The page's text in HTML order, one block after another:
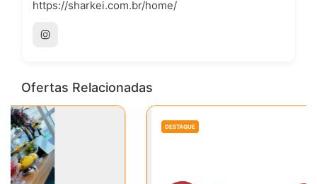
https://sharkei.com.br/home/
Ofertas Relacionadas
DESTAQUE